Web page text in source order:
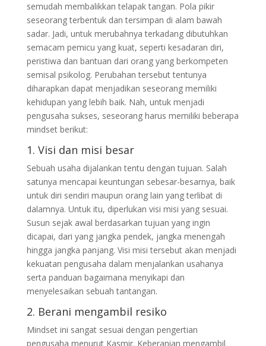
semudah membalikkan telapak tangan. Pola pikir
seseorang terbentuk dan tersimpan di alam bawah
sadar. Jadi, untuk merubahnya terkadang dibutuhkan
semacam pemicu yang kuat, seperti kesadaran diri,
peristiwa dan bantuan dari orang yang berkompeten
semisal psikolog. Perubahan tersebut tentunya
diharapkan dapat menjadikan seseorang memiliki
kehidupan yang lebih baik. Nah, untuk menjadi
pengusaha sukses, seseorang harus memiliki beberapa
mindset berikut:
1. Visi dan misi besar
Sebuah usaha dijalankan tentu dengan tujuan. Salah
satunya mencapai keuntungan sebesar-besarnya, baik
untuk diri sendiri maupun orang lain yang terlibat di
dalamnya. Untuk itu, diperlukan visi misi yang sesuai.
Susun sejak awal berdasarkan tujuan yang ingin
dicapai, dari yang jangka pendek, jangka menengah
hingga jangka panjang. Visi misi tersebut akan menjadi
kekuatan pengusaha dalam menjalankan usahanya
serta panduan bagaimana menyikapi dan
menyelesaikan sebuah tantangan.
2. Berani mengambil resiko
Mindset ini sangat sesuai dengan pengertian
pengusaha menurut Kasmir. Keberanian mengambil